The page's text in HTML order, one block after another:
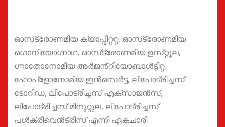
ഓസ്‌ട്രോണമിയ ക്യാപ്പിറ്ററ്റ, ഓസ്‌ട്രോണമിയ
ഗൊനിയോഗ്നാഥ, ഓസ്‌ട്രോണമിയ ഉസ്‌റ്റൂല,
ഗ്നാതോനോമിയ അർജൻ്റിയോബാൾട്ടീറ്റ,
ഹോപ്‌ളോനോമിയ ഇൻസെർട്ട, ലിപോട്രിച്ചസ്
ടോറിഡ, ലിപോട്രിച്ചസ് എക്‌സാജൻസ്,
ലിപോട്രിച്ചസ് മിനുറ്റുല, ലിപോട്രിച്ചസ്
പൾക്രിവെൻട്രിസ് എന്നീ ഏകചാരി